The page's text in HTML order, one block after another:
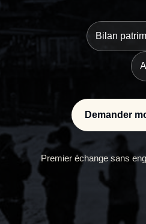
Bilan
Demander
Premier échange sans